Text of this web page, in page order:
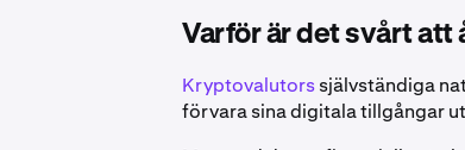
Varför är det svårt att
Kryptovalutorssjälvständiga
förvara sina digitala tillgångar